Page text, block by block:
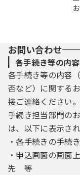
（３）本シ
（４）利用
成団体にて
（５）利用
しなくなっ
す。
４ 利用者Ｉ
利用者は、
お問い合わせ
各手続き等の内
各手続き等の内容
否など）に関する
接ご連絡ください。
手続き担当部門の
は、以下に表示さ
・各手続きの手続
・申込画面の画面
先 等